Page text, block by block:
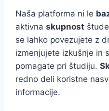
Naša platforma ni le
aktivna skupnost
se lahko povezujete z
izmenjujete izkušnje in
pomagate pri študiju.
redno deli koristne
informacije.